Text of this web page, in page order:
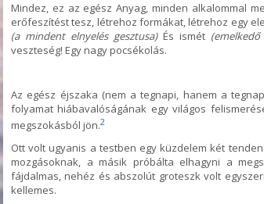
Mindez, ez az egész Anyag, minden alkalommal
erőfeszítést tesz, létrehoz formákat, létrehoz egy
(a mindent elnyelés gesztusa)És ismét
veszteség! Egy nagy pocsékolás.
Az egész éjszaka (nem a tegnapi, hanem a
folyamat hiábavalóságának egy világos
megszokásból jön.2
Ott volt ugyanis a testben egy küzdelem két
mozgásoknak, a másik próbálta elhagyni a
fájdalmas, nehéz és abszolút groteszk volt
kellemes.